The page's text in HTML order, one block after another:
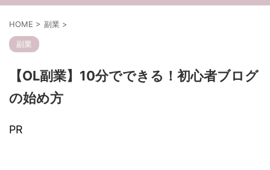
HOME > 副業 >
副業
【OL副業】10分でできる！初心者ブログ
の始め方
PR